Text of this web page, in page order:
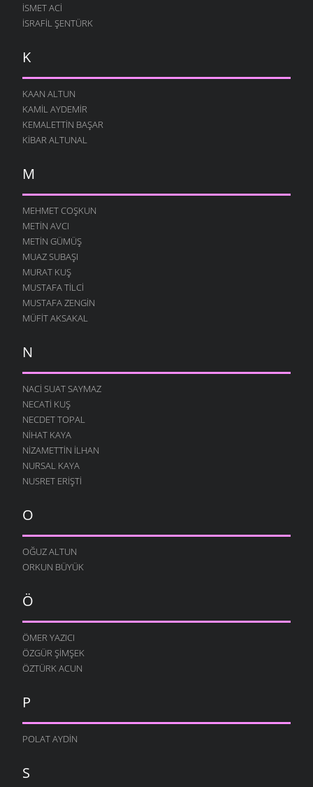
İSMET ACI
İSRAFIL ŞENTÜRK
K
KAAN ALTUN
KAMIL AYDEMIR
KEMALETTIN BAŞAR
KIBAR ALTUNAL
M
MEHMET COŞKUN
METIN AVCI
METIN GÜMÜŞ
MUAZ SUBAŞI
MURAT KUŞ
MUSTAFA TILCI
MUSTAFA ZENGIN
MÜFIT AKSAKAL
N
NACI SUAT SAYMAZ
NECATI KUŞ
NECDET TOPAL
NIHAT KAYA
NIZAMETTIN İLHAN
NURSAL KAYA
NUSRET ERIŞTI
O
OĞUZ ALTUN
ORKUN BÜYÜK
Ö
ÖMER YAZICI
ÖZGÜR ŞIMŞEK
ÖZTÜRK ACUN
P
POLAT AYDIN
S